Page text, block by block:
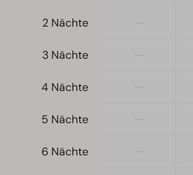
2 Nächte
3 Nächte
4 Nächte
5 Nächte
6 Nächte